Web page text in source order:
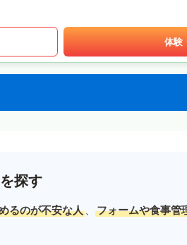
体験
探す
るのが不安な人 、
フォームや食事管